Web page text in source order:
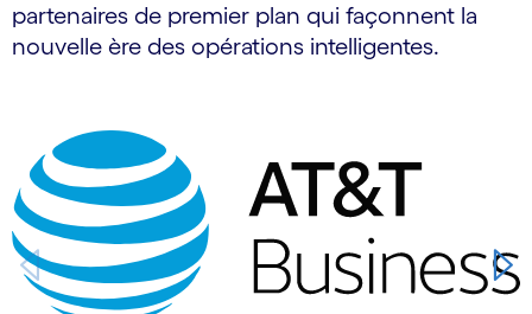
partenaires de premier plan qui façonnent la
nouvelle ère des opérations intelligentes.
Carousel starts